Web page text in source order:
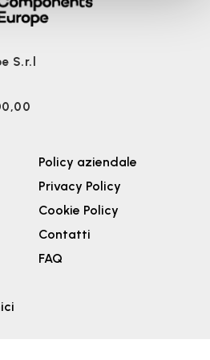
S.r.l
Policy aziendale
Privacy Policy
Cookie Policy
Contatti
FAQ